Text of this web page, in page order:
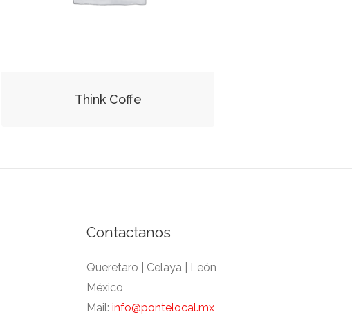
Think Coffe
Contactanos
Queretaro | Celaya | León
México
Mail: info@pontelocal.mx